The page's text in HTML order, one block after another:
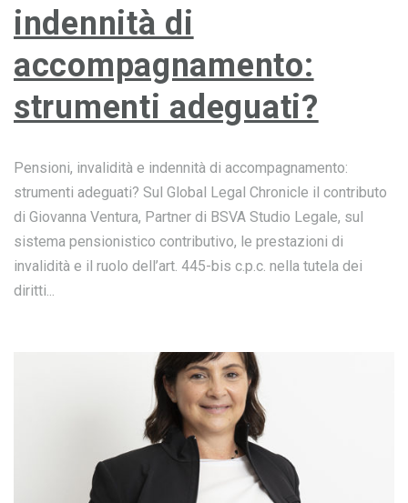
indennità di
accompagnamento:
strumenti adeguati?
Pensioni, invalidità e indennità di accompagnamento:
strumenti adeguati? Sul Global Legal Chronicle il contributo
di Giovanna Ventura, Partner di BSVA Studio Legale, sul
sistema pensionistico contributivo, le prestazioni di
invalidità e il ruolo dell’art. 445-bis c.p.c. nella tutela dei
diritti...